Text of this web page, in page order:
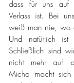
dass für uns auf
Verlass ist. Bei
weiß man nie, wo
Und natürlich ist
Schließlich sind
nicht mehr auf
Micha macht